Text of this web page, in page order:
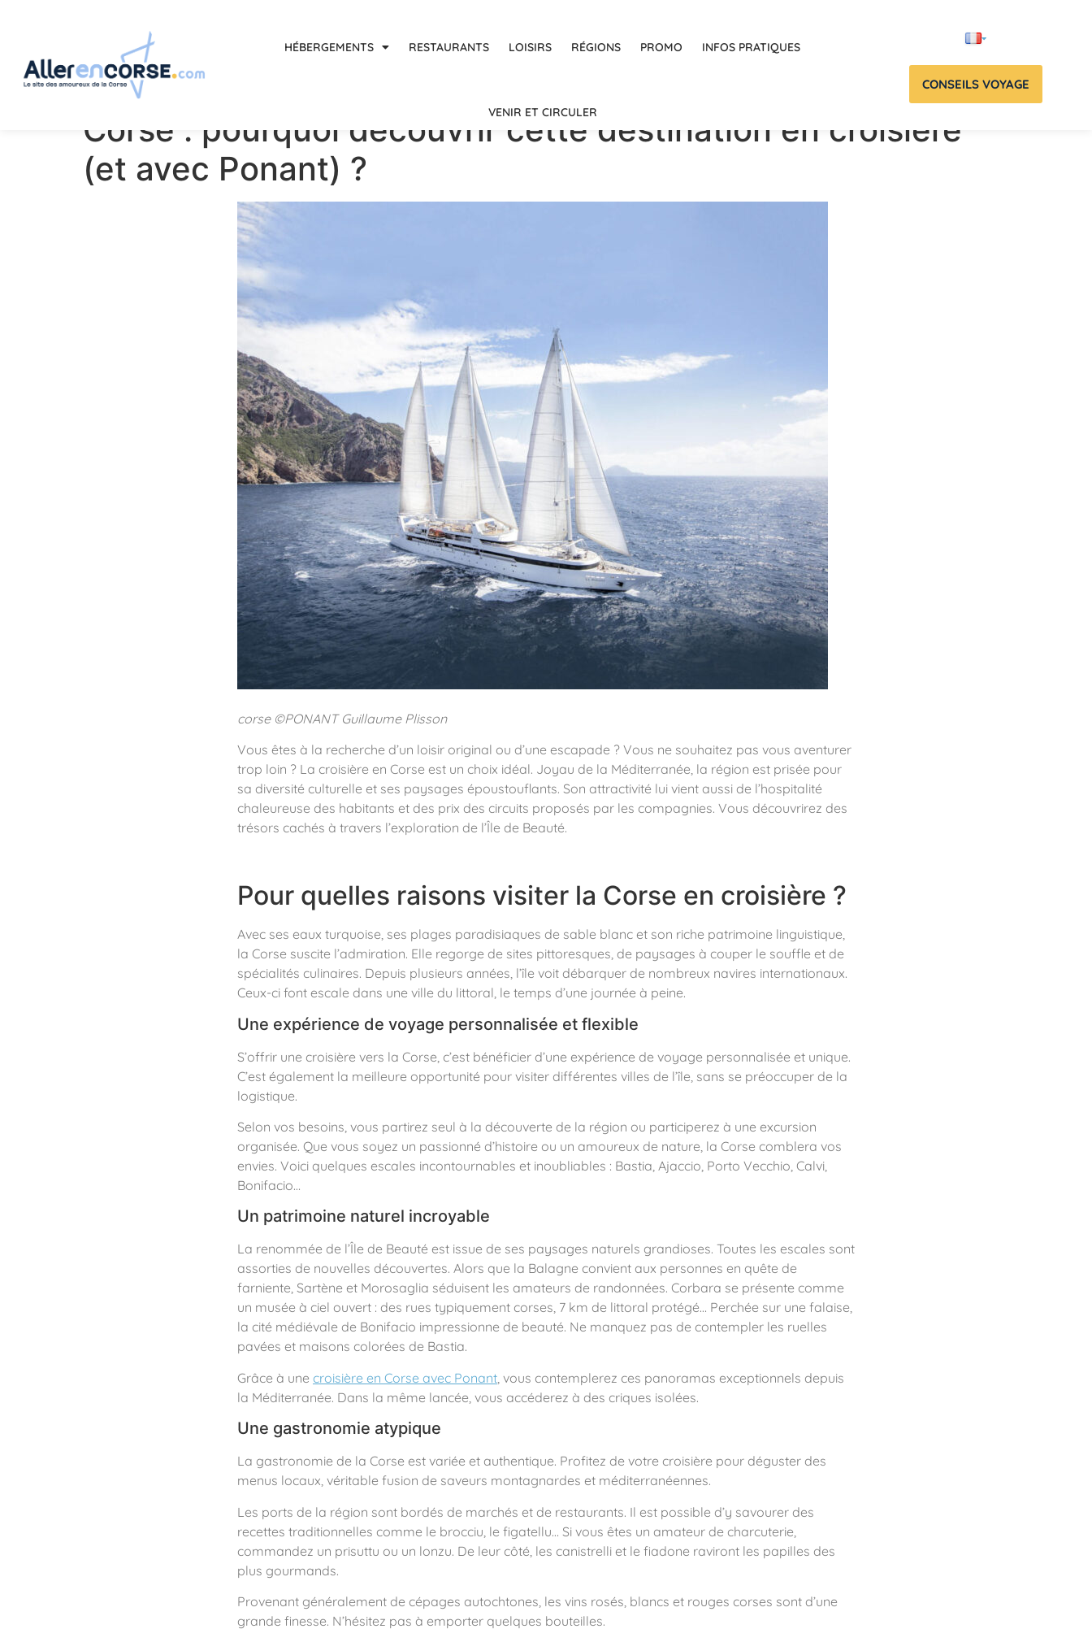
HÉBERGEMENTS RESTAURANTS LOISIRS RÉGIONS PROMO INFOS PRATIQUES
VENIR ET CIRCULER
CONSEILS VOYAGE
Corse : pourquoi découvrir cette destination en croisière
(et avec Ponant) ?
corse ©PONANT Guillaume Plisson
Vous êtes à la recherche d’un loisir original ou d’une escapade ? Vous ne souhaitez pas vous aventurer
trop loin ? La croisière en Corse est un choix idéal. Joyau de la Méditerranée, la région est prisée pour
sa diversité culturelle et ses paysages époustouflants. Son attractivité lui vient aussi de l’hospitalité
chaleureuse des habitants et des prix des circuits proposés par les compagnies. Vous découvrirez des
trésors cachés à travers l’exploration de l’Île de Beauté.
Pour quelles raisons visiter la Corse en croisière ?
Avec ses eaux turquoise, ses plages paradisiaques de sable blanc et son riche patrimoine linguistique,
la Corse suscite l’admiration. Elle regorge de sites pittoresques, de paysages à couper le souffle et de
spécialités culinaires. Depuis plusieurs années, l’île voit débarquer de nombreux navires internationaux.
Ceux-ci font escale dans une ville du littoral, le temps d’une journée à peine.
Une expérience de voyage personnalisée et flexible
S’offrir une croisière vers la Corse, c’est bénéficier d’une expérience de voyage personnalisée et unique.
C’est également la meilleure opportunité pour visiter différentes villes de l’île, sans se préoccuper de la
logistique.
Selon vos besoins, vous partirez seul à la découverte de la région ou participerez à une excursion
organisée. Que vous soyez un passionné d’histoire ou un amoureux de nature, la Corse comblera vos
envies. Voici quelques escales incontournables et inoubliables : Bastia, Ajaccio, Porto Vecchio, Calvi,
Bonifacio…
Un patrimoine naturel incroyable
La renommée de l’Île de Beauté est issue de ses paysages naturels grandioses. Toutes les escales sont
assorties de nouvelles découvertes. Alors que la Balagne convient aux personnes en quête de
farniente, Sartène et Morosaglia séduisent les amateurs de randonnées. Corbara se présente comme
un musée à ciel ouvert : des rues typiquement corses, 7 km de littoral protégé… Perchée sur une falaise,
la cité médiévale de Bonifacio impressionne de beauté. Ne manquez pas de contempler les ruelles
pavées et maisons colorées de Bastia.
Grâce à une croisière en Corse avec Ponant , vous contemplerez ces panoramas exceptionnels depuis
la Méditerranée. Dans la même lancée, vous accéderez à des criques isolées.
Une gastronomie atypique
La gastronomie de la Corse est variée et authentique. Profitez de votre croisière pour déguster des
menus locaux, véritable fusion de saveurs montagnardes et méditerranéennes.
Les ports de la région sont bordés de marchés et de restaurants. Il est possible d’y savourer des
recettes traditionnelles comme le brocciu, le figatellu… Si vous êtes un amateur de charcuterie,
commandez un prisuttu ou un lonzu. De leur côté, les canistrelli et le fiadone raviront les papilles des
plus gourmands.
Provenant généralement de cépages autochtones, les vins rosés, blancs et rouges corses sont d’une
grande finesse. N’hésitez pas à emporter quelques bouteilles.